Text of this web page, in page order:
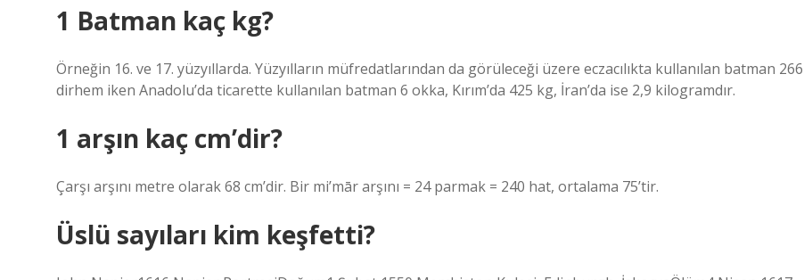
1 Batman kaç kg?
Örneğin 16. ve 17. yüzyıllarda. Yüzyılların müfredatlarından da görüleceği üzere eczacılıkta kullanılan batman 266
dirhem iken Anadolu’da ticarette kullanılan batman 6 okka, Kırım’da 425 kg, İran’da ise 2,9 kilogramdır.
1 arşın kaç cm’dir?
Çarşı arşını metre olarak 68 cm’dir. Bir mi’mār arşını = 24 parmak = 240 hat, ortalama 75’tir.
Üslü sayıları kim keşfetti?